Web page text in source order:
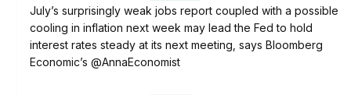
July’s surprisingly weak jobs report coupled with a possible
cooling in inflation next week may lead the Fed to hold
interest rates steady at its next meeting, says Bloomberg
Economic’s @AnnaEconomist